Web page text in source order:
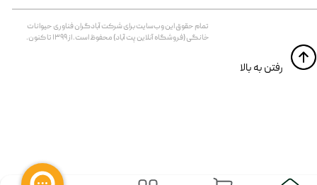
تمام حقوق اين وب‌سايت برای شرکت آبادگران فناوری حیوانات
خانگی (فروشگاه آنلاین پت آباد) محفوظ است. از ۱۳۹۹ تا کنون.
​​رفتن به بالا